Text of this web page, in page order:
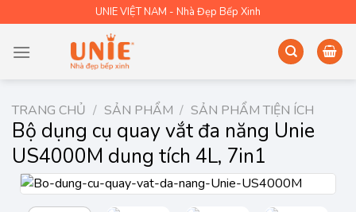
to
content
UNIE VIỆT NAM - Nhà Đẹp Bếp Xinh
TRANG CHỦ / SẢN PHẨM / SẢN PHẨM TIỆN ÍCH
Bộ dụng cụ quay vắt đa năng Unie
US4000M dung tích 4L, 7in1